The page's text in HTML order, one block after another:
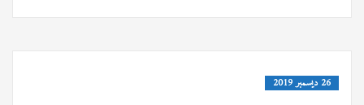
26 ديسمبر 2019